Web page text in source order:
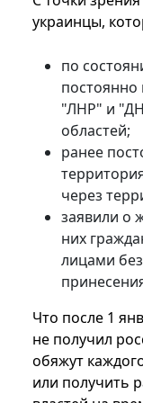
украинцы,
по
постоянно
"ЛНР" и
областей;
ранее
через
заявили о
них
лицами
Что после 1
не получил
обяжут
или получить